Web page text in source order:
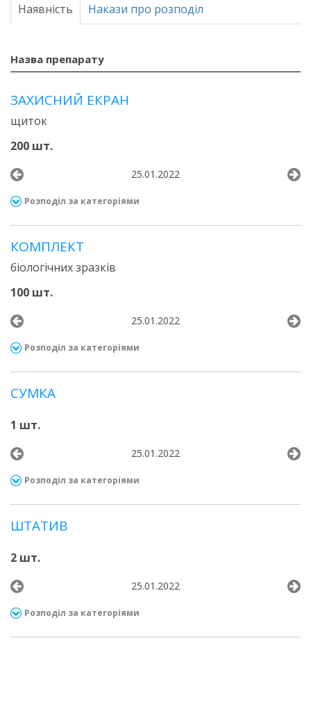
Наявність Накази про розподіл
Назва препарату
ЗАХИСНИЙ ЕКРАН
щиток
200 шт.
25.01.2022
Розподіл за категоріями
КОМПЛЕКТ
біологічних зразків
100 шт.
25.01.2022
Розподіл за категоріями
СУМКА
1 шт.
25.01.2022
Розподіл за категоріями
ШТАТИВ
2 шт.
25.01.2022
Розподіл за категоріями